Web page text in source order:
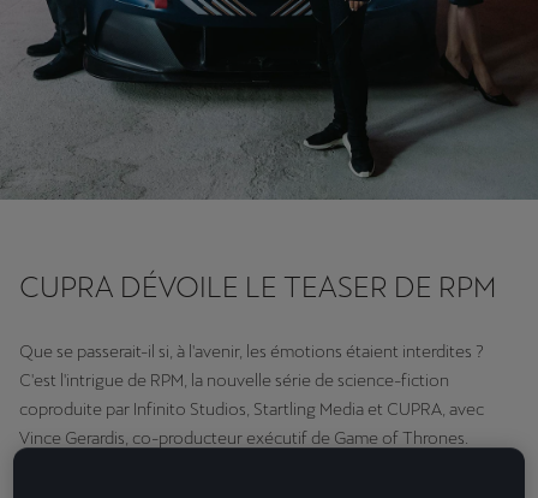
CUPRA DÉVOILE LE TEASER DE RPM
Que se passerait-il si, à l'avenir, les émotions étaient interdites ?
C'est l'intrigue de RPM, la nouvelle série de science-fiction
coproduite par Infinito Studios, Startling Media et CUPRA, avec
Vince Gerardis, co-producteur exécutif de Game of Thrones.